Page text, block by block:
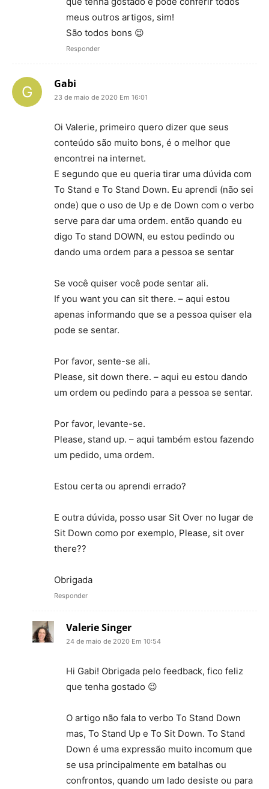
meus outros artigos, sim!
São todos bons 😉
Responder
Gabi
23 de maio de 2020 Em 16:01
Oi Valerie, primeiro quero dizer que seus
conteúdo são muito bons, é o melhor que
encontrei na internet.
E segundo que eu queria tirar uma dúvida com
To Stand e To Stand Down. Eu aprendi (não sei
onde) que o uso de Up e de Down com o verbo
serve para dar uma ordem. então quando eu
digo To stand DOWN, eu estou pedindo ou
dando uma ordem para a pessoa se sentar
Se você quiser você pode sentar ali.
If you want you can sit there. – aqui estou
apenas informando que se a pessoa quiser ela
pode se sentar.
Por favor, sente-se ali.
Please, sit down there. – aqui eu estou dando
um ordem ou pedindo para a pessoa se sentar.
Por favor, levante-se.
Please, stand up. – aqui também estou fazendo
um pedido, uma ordem.
Estou certa ou aprendi errado?
E outra dúvida, posso usar Sit Over no lugar de
Sit Down como por exemplo, Please, sit over
there??
Obrigada
Responder
Valerie Singer
24 de maio de 2020 Em 10:54
Hi Gabi! Obrigada pelo feedback, fico feliz
que tenha gostado 😉
O artigo não fala to verbo To Stand Down
mas, To Stand Up e To Sit Down. To Stand
Down é uma expressão muito incomum que
se usa principalmente em batalhas ou
confrontos, quando um lado desiste ou para